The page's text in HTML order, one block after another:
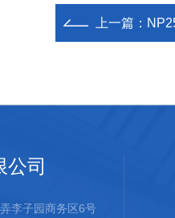
上一篇：
公司
李子园商务区6号